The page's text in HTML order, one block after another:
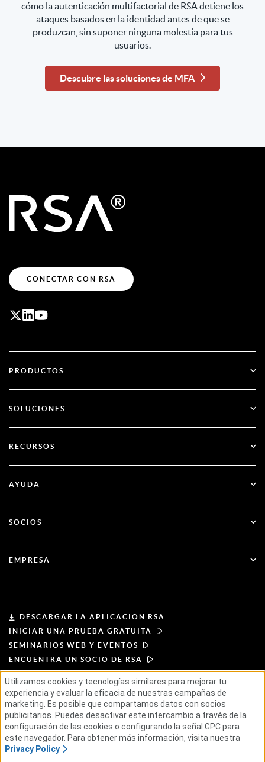
cómo la autenticación multifactorial de RSA detiene los
ataques basados en la identidad antes de que se
produzcan, sin suponer ninguna molestia para tus
usuarios.
Descubre las soluciones de MFA
CONECTAR CON RSA
PRODUCTOS
SecurID
SOLUCIONES
Autenticación multifactor
Servicios financieros
RECURSOS
Blog
Documentación
AYUDA
Atención al cliente
SOCIOS
Hágase socio
EMPRESA
Liderazgo
Noticias y prensa
Recursos
Carreras profesionales
DESCARGAR LA APLICACIÓN RSA
INICIAR UNA PRUEBA GRATUITA
SEMINARIOS WEB Y EVENTOS
ENCUENTRA UN SOCIO DE RSA
CONDICIONES DE USO
POLÍTICA DE PRIVACIDAD
ACUERDOS ESTÁNDAR
PRINCIPIOS PARA PROVEEDORES
CADENA DE SUMINISTRO ÉTICAESG
Utilizamos cookies y tecnologías similares para mejorar tu
experiencia y evaluar la eficacia de nuestras campañas de
marketing. Es posible que compartamos datos con socios
publicitarios. Puedes desactivar este intercambio a través de la
configuración de las cookies o configurando la señal GPC para
este navegador. Para obtener más información, visita nuestra
Privacy Policy